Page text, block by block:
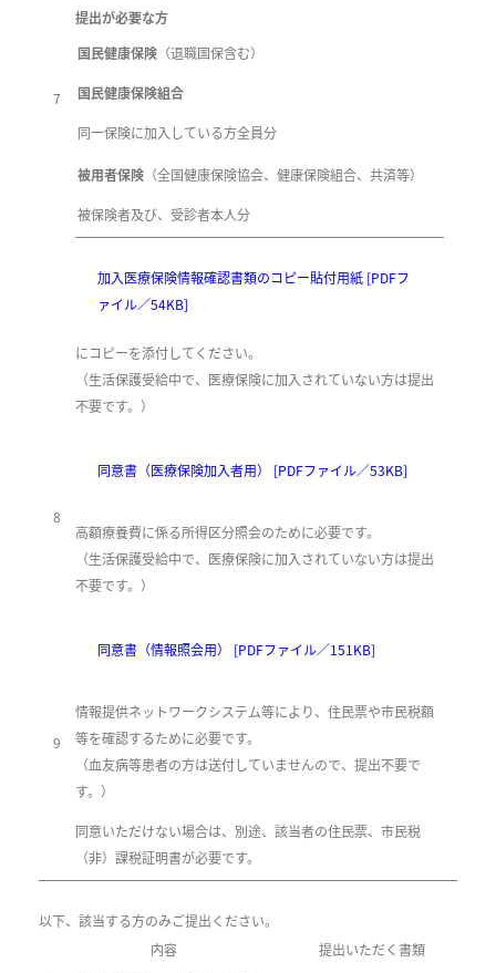
7
提出が必要な方
国民健康保険 （退職国保含む）
国民健康保険組合
同一保険に加入している方全員分
被用者保険 （全国健康保険協会、健康保険組合、共済等）
被保険者及び、受診者本人分
加入医療保険情報確認書類のコピー貼付用紙 [PDFフ
ァイル／54KB]
にコピーを添付してください。
​（生活保護受給中で、医療保険に加入されていない方は提出
不要です。）
8
同意書（医療保険加入者用） [PDFファイル／53KB]
高額療養費に係る所得区分照会のために必要です。
（生活保護受給中で、医療保険に加入されていない方は提出
不要です。）
9
同意書（情報照会用） [PDFファイル／151KB]
情報提供ネットワークシステム等により、住民票や市民税額
等を確認するために必要です。
（血友病等患者の方は送付していませんので、提出不要で
す。）
同意いただけない場合は、別途、該当者の住民票、市民税
（非）課税証明書が必要です。
以下、該当する方のみご提出ください。
内容
提出いただく書類